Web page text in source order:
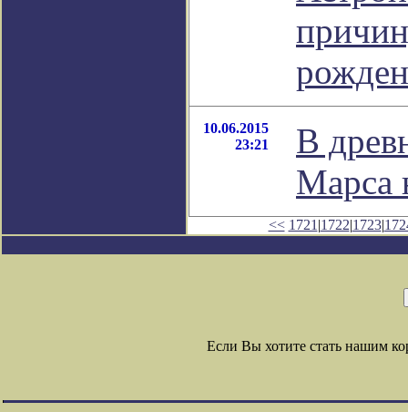
10.06.2015
23:21
В
Марса
<< 1721 |1722|1723|
Если Вы хотите стать нашим